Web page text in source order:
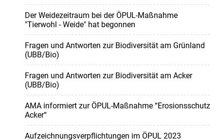
Der Weidezeitraum bei der ÖPUL-Maßnahme
"Tierwohl - Weide" hat begonnen
Fragen und Antworten zur Biodiversität am Grünland
(UBB/Bio)
Fragen und Antworten zur Biodiversität am Acker
(UBB/Bio)
AMA informiert zur ÖPUL-Maßnahme “Erosionsschutz
Acker“
Aufzeichnungsverpflichtungen im ÖPUL 2023